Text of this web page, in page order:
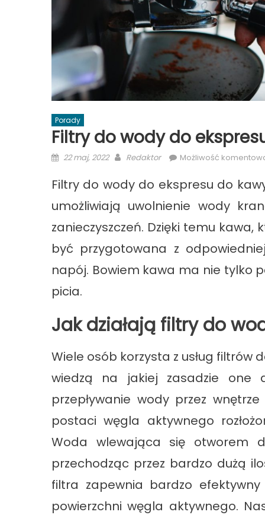
Porady
Filtry do wody do
Posted
22 maj, 2022 Author
Redaktor Możliwość
Filtry do wody do ekspresu do
umożliwiają uwolnienie wody
zanieczyszczeń. Dzięki temu
być przygotowana z
napój. Bowiem kawa ma nie tylko
picia.
Jak działają filtry do
Wiele osób korzysta z usług
wiedzą na jakiej zasadzie one
przepływanie wody przez
postaci węgla aktywnego
Woda wlewająca się otworem
przechodząc przez bardzo dużą
filtra zapewnia bardzo efektywny
powierzchni węgla aktywnego.